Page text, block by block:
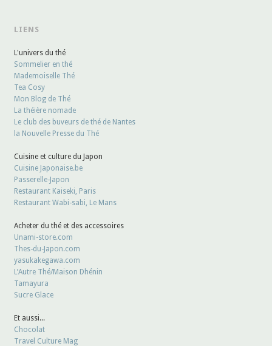
LIENS
L'univers du thé
Sommelier en thé
Mademoiselle Thé
Tea Cosy
Mon Blog de Thé
La théière nomade
Le club des buveurs de thé de Nantes
la Nouvelle Presse du Thé
Cuisine et culture du Japon
Cuisine Japonaise.be
Passerelle-Japon
Restaurant Kaiseki, Paris
Restaurant Wabi-sabi, Le Mans
Acheter du thé et des accessoires
Unami-store.com
Thes-du-Japon.com
yasukakegawa.com
L’Autre Thé/Maison Dhénin
Tamayura
Sucre Glace
Et aussi...
Chocolat
Travel Culture Mag